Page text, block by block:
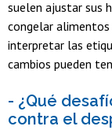
suelen ajustar sus
congelar alimentos
interpretar las
cambios pueden
- ¿Qué
contra el